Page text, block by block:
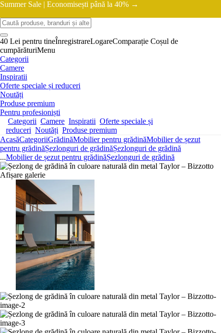
Summer Sale | Economisești până la 40% →
40 Lei pentru tineÎnregistrareLogareComparație Coșul de
cumpărăturiMenu
Categorii
Camere
Inspiratii
Oferte speciale și reduceri
Noutăți
Produse premium
Pentru profesioniști
Categorii Camere Inspiratii Oferte speciale și
reduceri Noutăți Produse premium
AcasăCategoriiGrădinăMobilier pentru grădinăMobilier de șezut
pentru grădinăȘezlonguri de grădinăȘezlonguri de grădină
...Mobilier de șezut pentru grădinăȘezlonguri de grădină
Afișare galerie